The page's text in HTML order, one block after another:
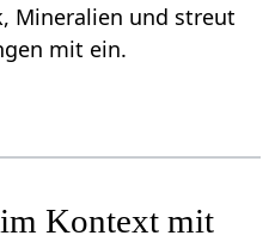
und streut
mit ein.
Kontext mit